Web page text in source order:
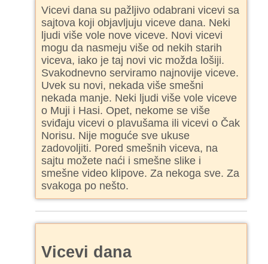
Vicevi dana su pažljivo odabrani vicevi sa
sajtova koji objavljuju viceve dana. Neki
ljudi više vole nove viceve. Novi vicevi
mogu da nasmeju više od nekih starih
viceva, iako je taj novi vic možda lošiji.
Svakodnevno serviramo najnovije viceve.
Uvek su novi, nekada više smešni
nekada manje. Neki ljudi više vole viceve
o Muji i Hasi. Opet, nekome se više
sviđaju vicevi o plavušama ili vicevi o Čak
Norisu. Nije moguće sve ukuse
zadovoljiti. Pored smešnih viceva, na
sajtu možete naći i smešne slike i
smešne video klipove. Za nekoga sve. Za
svakoga po nešto.
Vicevi dana